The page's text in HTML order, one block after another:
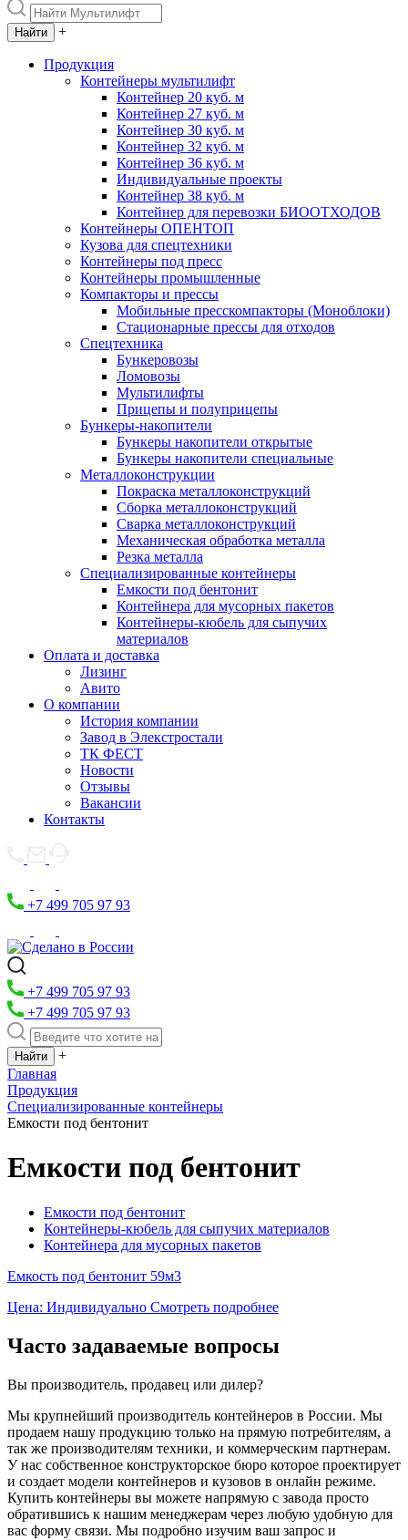
+
Продукция
Контейнеры мультилифт
Контейнер 20 куб. м
Контейнер 27 куб. м
Контейнер 30 куб. м
Контейнер 32 куб. м
Контейнер 36 куб. м
Индивидуальные проекты
Контейнер 38 куб. м
Контейнер для перевозки БИООТХОДОВ
Контейнеры ОПЕНТОП
Кузова для спецтехники
Контейнеры под пресс
Контейнеры промышленные
Компакторы и прессы
Мобильные пресскомпакторы (Моноблоки)
Стационарные прессы для отходов
Спецтехника
Бункеровозы
Ломовозы
Мультилифты
Прицепы и полуприцепы
Бункеры-накопители
Бункеры накопители открытые
Бункеры накопители специальные
Металлоконструкции
Покраска металлоконструкций
Сборка металлоконструкций
Сварка металлоконструкций
Механическая обработка металла
Резка металла
Специализированные контейнеры
Емкости под бентонит
Контейнера для мусорных пакетов
Контейнеры-кюбель для сыпучих
материалов
Оплата и доставка
Лизинг
Авито
О компании
История компании
Завод в Элекстростали
ТК ФЕСТ
Новости
Отзывы
Вакансии
Контакты
+7 499 705 97 93
+7 499 705 97 93
+7 499 705 97 93
+
Главная
Продукция
Специализированные контейнеры
Емкости под бентонит
Емкости под бентонит
Емкости под бентонит
Контейнеры-кюбель для сыпучих материалов
Контейнера для мусорных пакетов
Емкость под бентонит 59м3
Цена: Индивидуально Смотреть подробнее
Часто задаваемые вопросы
Вы производитель, продавец или дилер?
Мы крупнейший производитель контейнеров в России. Мы
продаем нашу продукцию только на прямую потребителям, а
так же производителям техники, и коммерческим партнерам.
У нас собственное конструкторское бюро которое проектирует
и создает модели контейнеров и кузовов в онлайн режиме.
Купить контейнеры вы можете напрямую с завода просто
обратившись к нашим менеджерам через любую удобную для
вас форму связи. Мы подробно изучим ваш запрос и